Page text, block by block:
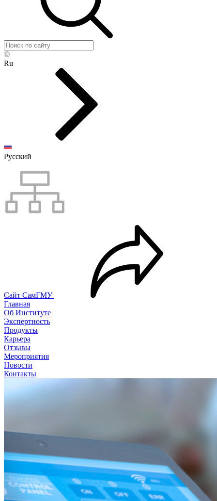
Ru
Русский
Сайт СамГМУ
Главная
Об Институте
Экспертность
Продукты
Карьера
Отзывы
Мероприятия
Новости
Контакты